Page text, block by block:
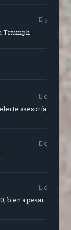
5
Triumph
0
asesoría
0
0
bien a pesar